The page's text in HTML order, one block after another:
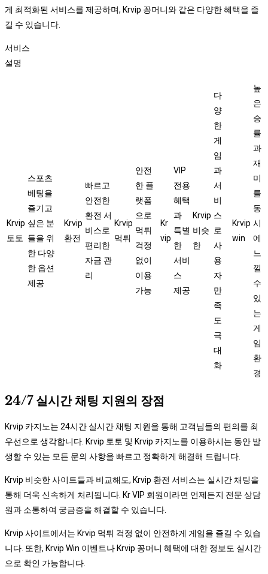
게 최적화된 서비스를 제공하며, Krvip 꽁머니와 같은 다양한 혜택을 즐
길 수 있습니다.
서비스
설명
Krvip
토토
스포츠
베팅을
즐기고
싶은 분
들을 위
한 다양
한 옵션
제공
Krvip
환전
빠르고
안전한
환전 서
비스로
편리한
자금 관
리
Krvip
먹튀
안전
한 플
랫폼
으로
먹튀
걱정
없이
이용
가능
Kr
vip
VIP
전용
혜택
과
특별
한
서비
스
제공
Krvip
비슷
한
다
양
한
게
임
과
서
비
스
로
사
용
자
만
족
도
극
대
화
Krvip
win
높
은
승
률
과
재
미
를
동
시
에
느
낄
수
있
는
게
임
환
경
24/7 실시간 채팅 지원의 장점
Krvip 카지노는 24시간 실시간 채팅 지원을 통해 고객님들의 편의를 최
우선으로 생각합니다. Krvip 토토 및 Krvip 카지노를 이용하시는 동안 발
생할 수 있는 모든 문의 사항을 빠르고 정확하게 해결해 드립니다.
Krvip 비슷한 사이트들과 비교해도, Krvip 환전 서비스는 실시간 채팅을
통해 더욱 신속하게 처리됩니다. Kr VIP 회원이라면 언제든지 전문 상담
원과 소통하여 궁금증을 해결할 수 있습니다.
Krvip 사이트에서는 Krvip 먹튀 걱정 없이 안전하게 게임을 즐길 수 있습
니다. 또한, Krvip Win 이벤트나 Krvip 꽁머니 혜택에 대한 정보도 실시간
으로 확인 가능합니다.